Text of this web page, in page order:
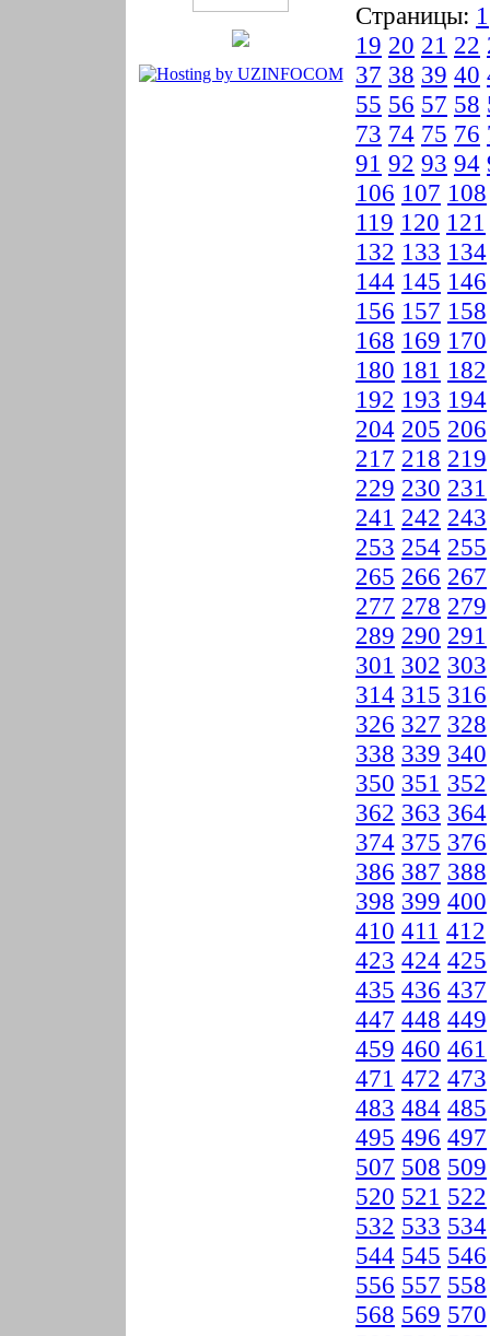
Страницы: 1
19 20 21 22
37 38 39 40
55 56 57 58
73 74 75 76
91 92 93 94
106 107 108
119 120 121
132 133 134
144 145 146
156 157 158
168 169 170
180 181 182
192 193 194
204 205 206
217 218 219
229 230 231
241 242 243
253 254 255
265 266 267
277 278 279
289 290 291
301 302 303
314 315 316
326 327 328
338 339 340
350 351 352
362 363 364
374 375 376
386 387 388
398 399 400
410 411 412
423 424 425
435 436 437
447 448 449
459 460 461
471 472 473
483 484 485
495 496 497
507 508 509
520 521 522
532 533 534
544 545 546
556 557 558
568 569 570